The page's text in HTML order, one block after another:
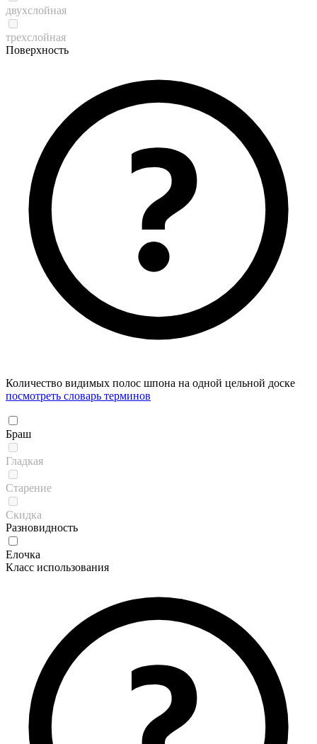
двухслойная
трехслойная
Поверхность
Количество видимых полос шпона на одной цельной доске
посмотреть словарь терминов
Браш
Гладкая
Старение
Скидка
Разновидность
Елочка
Класс использования